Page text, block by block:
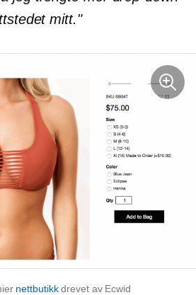
mitt."
nettbutikkdrevet av Ecwid